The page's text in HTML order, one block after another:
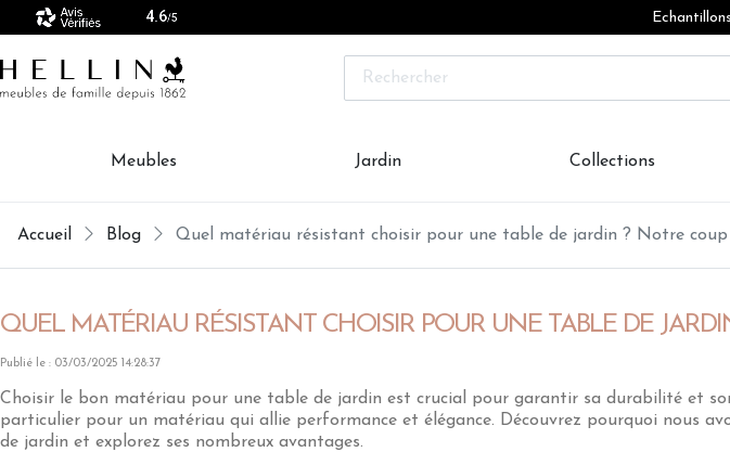
sont made in Europe
Meubles Jardin Collections
Accueil Blog Quel matériau résistant choisir pour une table de jardin ? Notre
QUEL MATÉRIAU RÉSISTANT CHOISIR POUR UNE TABLE DE
Publié le : 03/03/2025 14:28:37
Choisir le bon matériau pour une table de jardin est crucial pour garantir sa durabilité et
particulier pour un matériau qui allie performance et élégance. Découvrez pourquoi nous
de jardin et explorez ses nombreux avantages.